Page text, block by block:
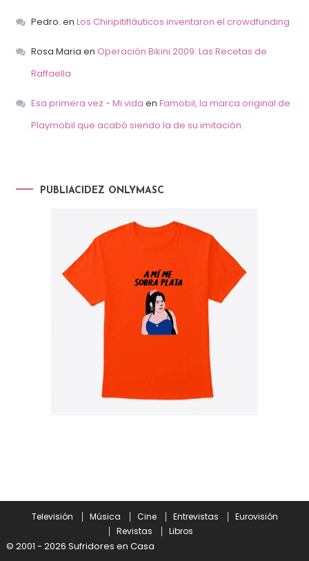
Pedro. en Los Chiripitifláuticos inventaron el crowdfunding
Rosa Maria en Operación Bikini 2009: Las Recetas de
Raffaella
Esa primera vez - Mi vida en Famobil, la marca original de
Playmobil que acabó siendo la de su imitación
PUBLIACIDEZ ONLYMASC
Televisión Música Cine Entrevistas
Eurovisión
Revistas
Libros
© 2001 - 2026 Sufridores en Casa